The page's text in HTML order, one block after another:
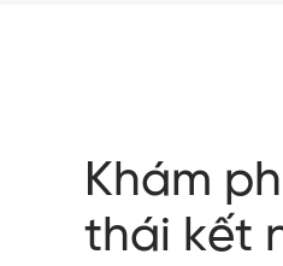
Khám
thái kết